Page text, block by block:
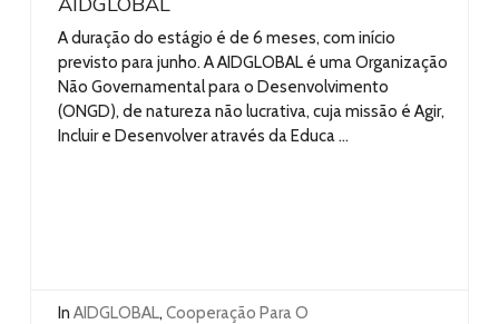
A duração do estágio é de 6 meses, com início
previsto para junho. A AIDGLOBAL é uma Organização
Não Governamental para o Desenvolvimento
(ONGD), de natureza não lucrativa, cuja missão é Agir,
Incluir e Desenvolver através da Educa ...
In AIDGLOBAL, Cooperação Para O